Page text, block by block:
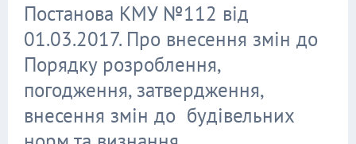
Постанова КМУ №112 від
01.03.2017. Про внесення змін до
Порядку розроблення,
погодження, затвердження,
внесення змін до будівельних